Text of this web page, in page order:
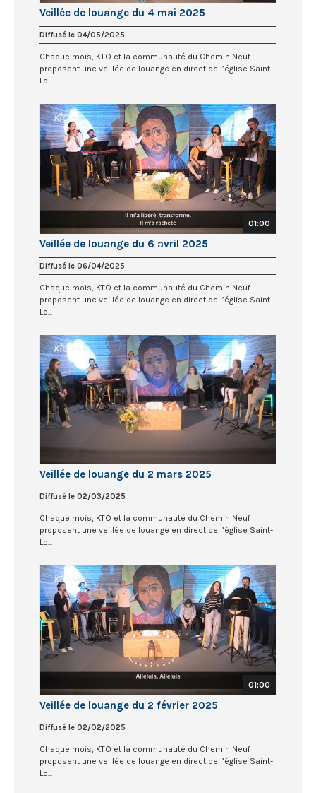
Veillée de louange du 4 mai 2025
Diffusé le 04/05/2025
Chaque mois, KTO et la communauté du Chemin Neuf
proposent une veillée de louange en direct de l’église Saint-
Lo...
01:00
Veillée de louange du 6 avril 2025
Diffusé le 06/04/2025
Chaque mois, KTO et la communauté du Chemin Neuf
proposent une veillée de louange en direct de l’église Saint-
Lo...
Veillée de louange du 2 mars 2025
Diffusé le 02/03/2025
Chaque mois, KTO et la communauté du Chemin Neuf
proposent une veillée de louange en direct de l’église Saint-
Lo...
01:00
Veillée de louange du 2 février 2025
Diffusé le 02/02/2025
Chaque mois, KTO et la communauté du Chemin Neuf
proposent une veillée de louange en direct de l’église Saint-
Lo...